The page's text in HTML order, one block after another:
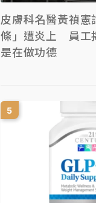
皮膚科名醫黃禎憲
條」遭炎上 員工
是在做功德